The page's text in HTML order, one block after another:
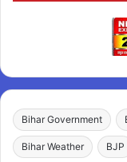
Bihar Government
Bihar Weather BJP